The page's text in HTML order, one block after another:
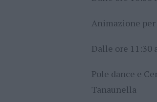
Animazione
Dalle ore 11:30
Pole dance e
Tanaunella